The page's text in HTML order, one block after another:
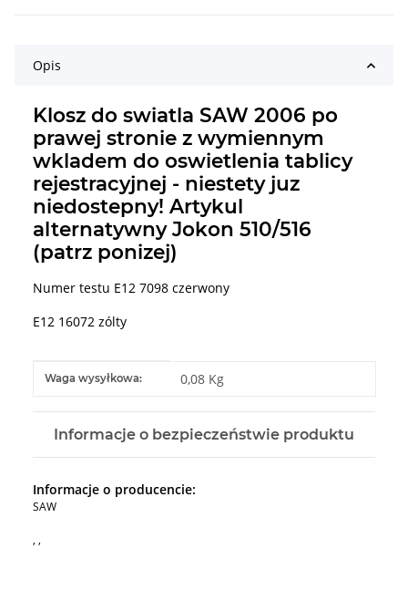
Opis
Klosz do swiatla SAW 2006 po
prawej stronie z wymiennym
wkladem do oswietlenia tablicy
rejestracyjnej - niestety juz
niedostepny! Artykul
alternatywny Jokon 510/516
(patrz ponizej)
Numer testu E12 7098 czerwony
E12 16072 zólty
#productDetails.itemInformation#
#productDetails.itemValue#
Waga wysyłkowa: 0,08 Kg
Informacje o bezpieczeństwie produktu
Informacje o producencie:
SAW
, ,